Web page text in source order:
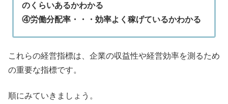
のくらいあるかわかる
④労働分配率・・・効率よく稼げているかわかる
これらの経営指標は、企業の収益性や経営効率を測るため
の重要な指標です。
順にみていきましょう。